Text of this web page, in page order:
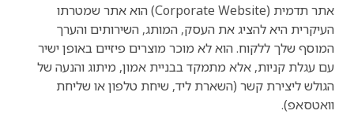
אתר תדמית (Corporate Website) הוא אתר שמטרתו
העיקרית היא להציג את העסק, המותג, השירותים והערך
המוסף שלך ללקוח. הוא לא מוכר מוצרים פיזיים באופן ישיר
עם עגלת קניות, אלא מתמקד בבניית אמון, מיתוג והנעה של
הגולש ליצירת קשר (השארת ליד, שיחת טלפון או שליחת
וואטסאפ).